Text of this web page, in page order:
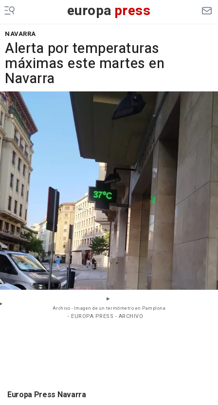
europa press
NAVARRA
Alerta por temperaturas
máximas este martes en
Navarra
Archivo - Imagen de un termómetro en Pamplona
- EUROPA PRESS - ARCHIVO
Europa Press Navarra